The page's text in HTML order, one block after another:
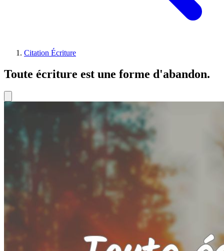
Citation Écriture
Toute écriture est une forme d'abandon.